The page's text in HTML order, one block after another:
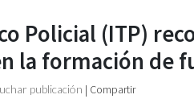
Policial (ITP)
la formación de
publicación | Compartir